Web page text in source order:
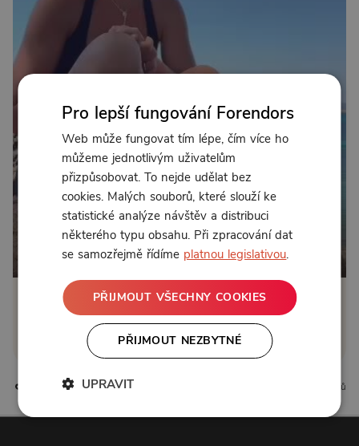
Od 70 Kč měsíčně
nebo sepřihlaste
0 komentářů
Pro lepší fungování Forendors
Web může fungovat tím lépe, čím více ho
můžeme jednotlivým uživatelům
přizpůsobovat. To nejde udělat bez
cookies. Malých souborů, které slouží ke
statistické analýze návštěv a distribuci
některého typu obsahu. Při zpracování dat
se samozřejmě řídíme platnou legislativou.
PŘIJMOUT VŠECHNY COOKIES
PŘIJMOUT NEZBYTNÉ
UPRAVIT